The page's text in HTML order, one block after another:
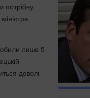
потрібну
лише 5
доволі